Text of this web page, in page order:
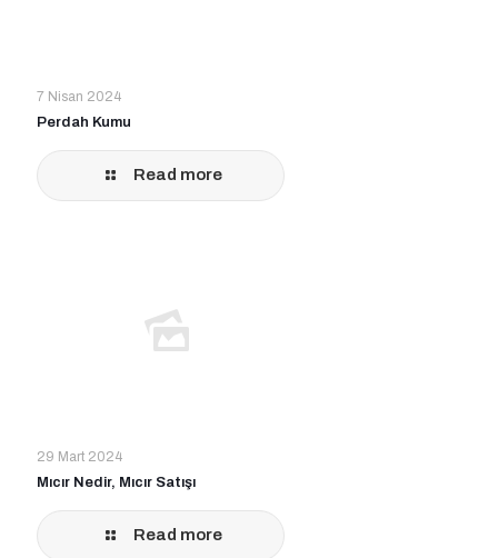
7 Nisan 2024
Perdah Kumu
Read more
29 Mart 2024
Mıcır Nedir, Mıcır Satışı
Read more